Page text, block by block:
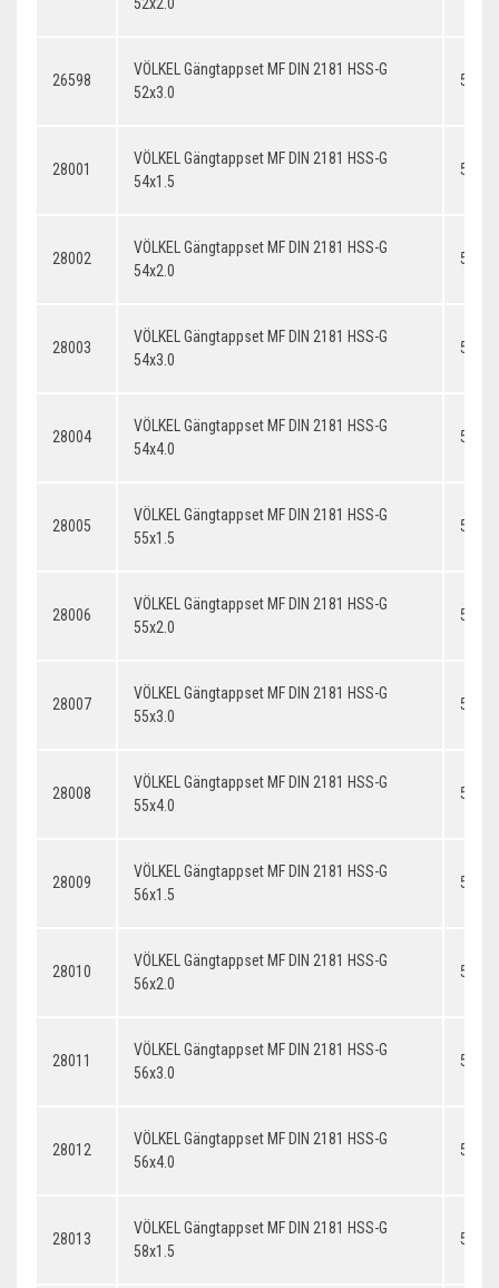
26598
VÖLKEL Gängtappset MF DIN 2181 HSS-G
52x3.0
28001
VÖLKEL Gängtappset MF DIN 2181 HSS-G
54x1.5
28002
VÖLKEL Gängtappset MF DIN 2181 HSS-G
54x2.0
28003
VÖLKEL Gängtappset MF DIN 2181 HSS-G
54x3.0
28004
VÖLKEL Gängtappset MF DIN 2181 HSS-G
54x4.0
28005
VÖLKEL Gängtappset MF DIN 2181 HSS-G
55x1.5
28006
VÖLKEL Gängtappset MF DIN 2181 HSS-G
55x2.0
28007
VÖLKEL Gängtappset MF DIN 2181 HSS-G
55x3.0
28008
VÖLKEL Gängtappset MF DIN 2181 HSS-G
55x4.0
28009
VÖLKEL Gängtappset MF DIN 2181 HSS-G
56x1.5
28010
VÖLKEL Gängtappset MF DIN 2181 HSS-G
56x2.0
28011
VÖLKEL Gängtappset MF DIN 2181 HSS-G
56x3.0
28012
VÖLKEL Gängtappset MF DIN 2181 HSS-G
56x4.0
28013
VÖLKEL Gängtappset MF DIN 2181 HSS-G
58x1.5